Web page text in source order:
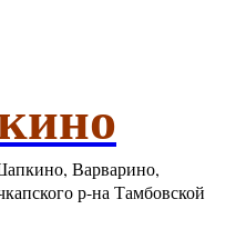
Варварино,
р-на Тамбовской